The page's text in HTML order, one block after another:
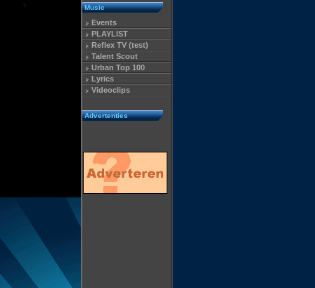
Music
Events
PLAYLIST
Reflex TV (test)
Talent Scout
Urban Top 100
Lyrics
Videoclips
Advertenties